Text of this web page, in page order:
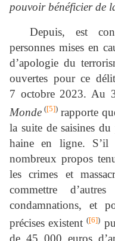
pouvoir bénéficier de
Depuis, est
personnes mises en
d’apologie du
ouvertes pour ce
7 octobre 2023. Au
Monde ([5])rapporte
la suite de saisines
haine en ligne. S’il
nombreux propos
les crimes et
commettre
condamnations, et
précises existent([6])
de 45 000 euros